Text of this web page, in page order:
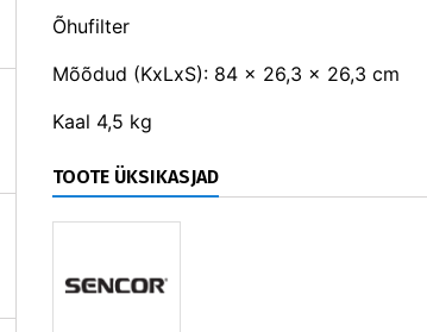
Õhufilter
Mõõdud (KxLxS): 84 x 26,3 x 26,3 cm
Kaal 4,5 kg
TOOTE ÜKSIKASJAD